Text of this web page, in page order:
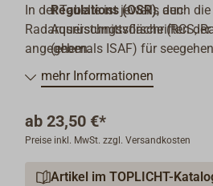
Regulations (OSR), den
Ausrüstungsvorschriften der
(ehemals ISAF) für
In der Tabelle ist jeweils auch die
Radarquerschnittsfläche (RCS,
angegeben.
mehr Informationen
ab 23,50 €*
Preise inkl. MwSt. zzgl. Versandkosten
Artikel im TOPLICHT-